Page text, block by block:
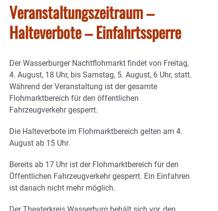
Veranstaltungszeitraum –
Halteverbote – Einfahrtssperre
Der Wasserburger Nachtflohmarkt findet von Freitag,
4. August, 18 Uhr, bis Samstag, 5. August, 6 Uhr, statt.
Während der Veranstaltung ist der gesamte
Flohmarktbereich für den öffentlichen
Fahrzeugverkehr gesperrt.
Die Halteverbote im Flohmarktbereich gelten am 4.
August ab 15 Uhr.
Bereits ab 17 Uhr ist der Flohmarktbereich für den
Öffentlichen Fahrzeugverkehr gesperrt. Ein Einfahren
ist danach nicht mehr möglich.